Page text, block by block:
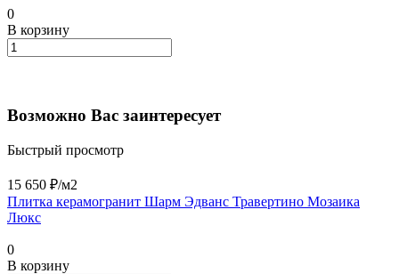
0
В корзину
Возможно Вас заинтересует
Быстрый просмотр
15 650 ₽/м2
Плитка керамогранит Шарм Эдванс Травертино Мозаика
Люкс
0
В корзину